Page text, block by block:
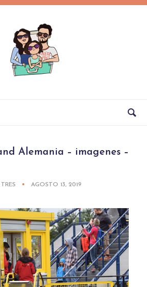
Alemania – imagenes –
AGOSTO 13, 2019